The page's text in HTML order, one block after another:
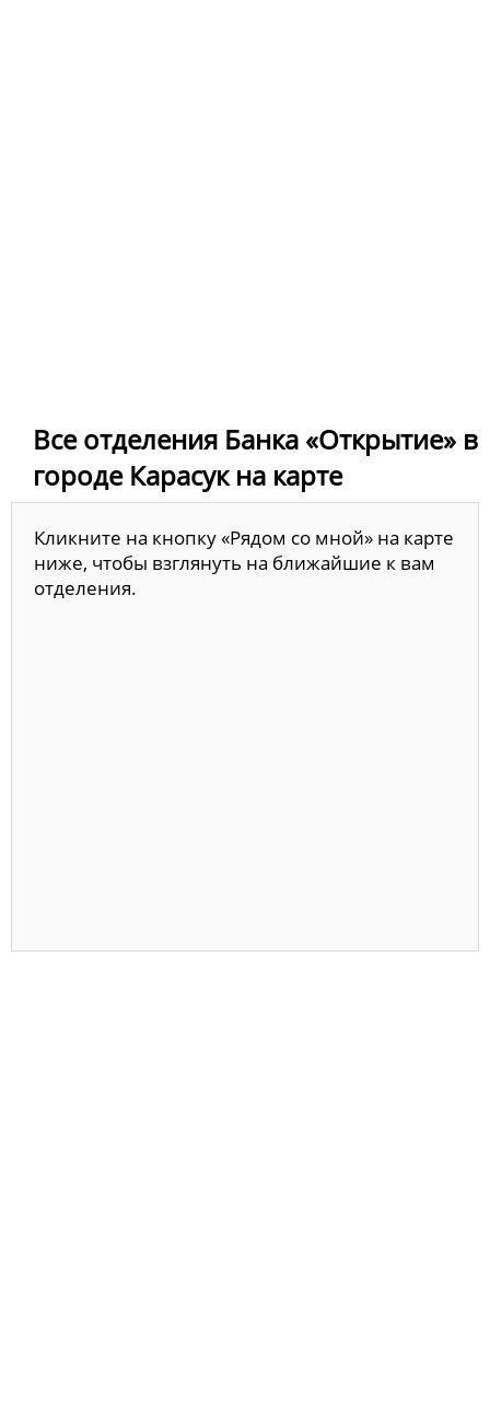
Все отделения Банка «Открытие» в
городе Карасук на карте
Кликните на кнопку «Рядом со мной» на карте
ниже, чтобы взглянуть на ближайшие к вам
отделения.